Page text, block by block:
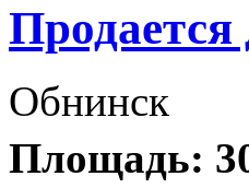
Продается
Обнинск
Площадь: